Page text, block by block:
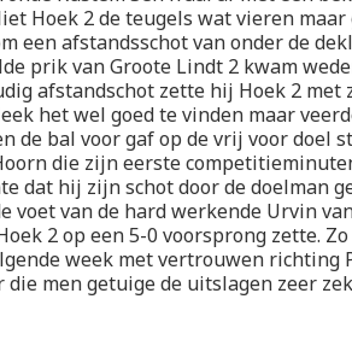
Hoek 2 de teugels wat vieren
een afstandsschot van onder de
prik van Groote Lindt 2 kwam
afstandschot zette hij Hoek 2
het wel goed te vinden maar
de bal voor gaf op de vrij voor doel
die zijn eerste
dat hij zijn schot door de doelman
voet van de hard werkende Urvin
2 op een 5-0 voorsprong zette.
week met vertrouwen richting
men getuige de uitslagen zeer